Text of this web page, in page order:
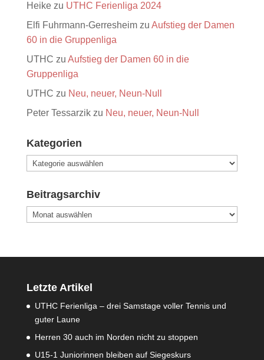
Heikezu UTHC Ferienliga 2024
Elfi Fuhrmann-Gerresheimzu Aufstieg der Damen
60 in die Gruppenliga
UTHC zu Aufstieg der Damen 60 in die
Gruppenliga
UTHC zu Neu, neuer, Neun-Null
Peter Tessarzikzu Neu, neuer, Neun-Null
Kategorien
Kategorien
Beitragsarchiv
Beitragsarchiv
Letzte Artikel
UTHC Ferienliga – drei Samstage voller Tennis und
guter Laune
Herren 30 auch im Norden nicht zu stoppen
U15-1 Juniorinnen bleiben auf Siegeskurs